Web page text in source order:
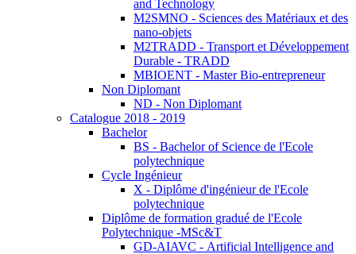
and Technology
M2SMNO - Sciences des Matériaux et des
nano-objets
M2TRADD - Transport et Développement
Durable - TRADD
MBIOENT - Master Bio-entrepreneur
Non Diplomant
ND - Non Diplomant
Catalogue 2018 - 2019
Bachelor
BS - Bachelor of Science de l'Ecole
polytechnique
Cycle Ingénieur
X - Diplôme d'ingénieur de l'Ecole
polytechnique
Diplôme de formation gradué de l'Ecole
Polytechnique -MSc&T
GD-AIAVC - Artificial Intelligence and